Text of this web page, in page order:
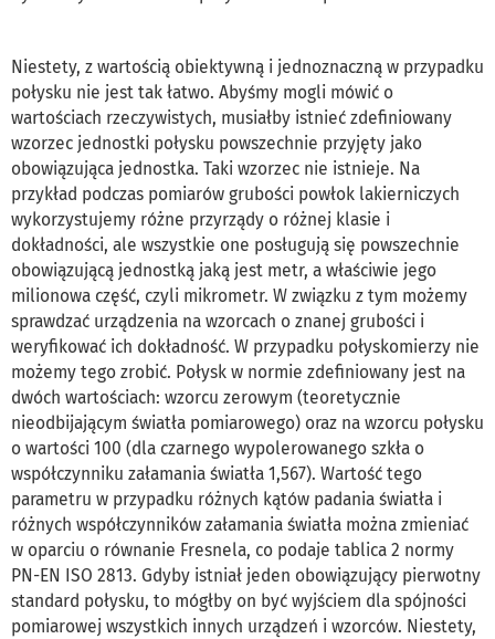
Niestety, z wartością obiektywną i jednoznaczną w przypadku
połysku nie jest tak łatwo. Abyśmy mogli mówić o
wartościach rzeczywistych, musiałby istnieć zdefiniowany
wzorzec jednostki połysku powszechnie przyjęty jako
obowiązująca jednostka. Taki wzorzec nie istnieje. Na
przykład podczas pomiarów grubości powłok lakierniczych
wykorzystujemy różne przyrządy o różnej klasie i
dokładności, ale wszystkie one posługują się powszechnie
obowiązującą jednostką jaką jest metr, a właściwie jego
milionowa część, czyli mikrometr. W związku z tym możemy
sprawdzać urządzenia na wzorcach o znanej grubości i
weryfikować ich dokładność. W przypadku połyskomierzy nie
możemy tego zrobić. Połysk w normie zdefiniowany jest na
dwóch wartościach: wzorcu zerowym (teoretycznie
nieodbijającym światła pomiarowego) oraz na wzorcu połysku
o wartości 100 (dla czarnego wypolerowanego szkła o
współczynniku załamania światła 1,567). Wartość tego
parametru w przypadku różnych kątów padania światła i
różnych współczynników załamania światła można zmieniać
w oparciu o równanie Fresnela, co podaje tablica 2 normy
PN-EN ISO 2813. Gdyby istniał jeden obowiązujący pierwotny
standard połysku, to mógłby on być wyjściem dla spójności
pomiarowej wszystkich innych urządzeń i wzorców. Niestety,